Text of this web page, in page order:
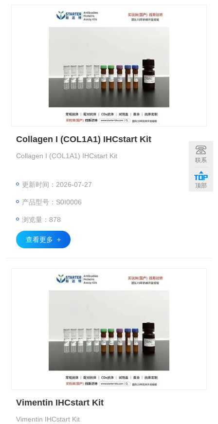
Collagen I (COL1A1) IHCstart Kit
Collagen I (COL1A1) IHCstart Kit
更新时间：2026-07-27
产品型号：S0I0006
浏览量：878
查看更多 +
Vimentin IHCstart Kit
Vimentin IHCstart Kit
联系
顶部